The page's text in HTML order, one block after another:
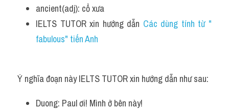
ancient(adj): cổ xưa
IELTS TUTOR xin hướng dẫn Các dùng tính từ "
fabulous" tiến Anh
Ý nghĩa đoạn này IELTS TUTOR xin hướng dẫn như sau:
Duong: Paul ơi! Mình ở bên này!